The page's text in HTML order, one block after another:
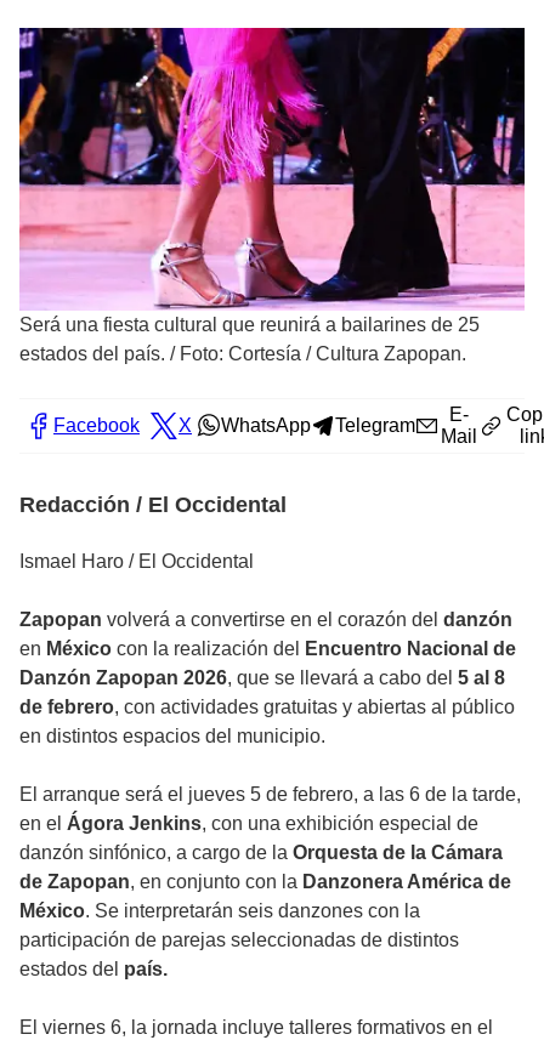
Será una fiesta cultural que reunirá a bailarines de 25
estados del país. / Foto: Cortesía / Cultura Zapopan.
Facebook X WhatsApp Telegram
E-
Mail
Redacción / El Occidental
Ismael Haro / El Occidental
Zapopan volverá a convertirse en el corazón del danzón
en México con la realización del
Encuentro Nacional de
Danzón Zapopan 2026, que se llevará a cabo del 5 al 8
de febrero, con actividades gratuitas y abiertas al público
en distintos espacios del municipio.
El arranque será el jueves 5 de febrero, a las 6 de la tarde,
en el Ágora Jenkins, con una exhibición especial de
danzón sinfónico, a cargo de la Orquesta de la Cámara
de Zapopan, en conjunto con la Danzonera América de
México. Se interpretarán seis danzones con la
participación de parejas seleccionadas de distintos
estados del país.
El viernes 6, la jornada incluye talleres formativos en el